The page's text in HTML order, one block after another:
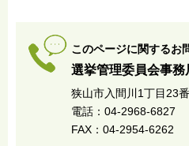
このページに関するお
選挙管理委員会事務
狭山市入間川1丁目23
電話：04-2968-6827
FAX：04-2954-6262